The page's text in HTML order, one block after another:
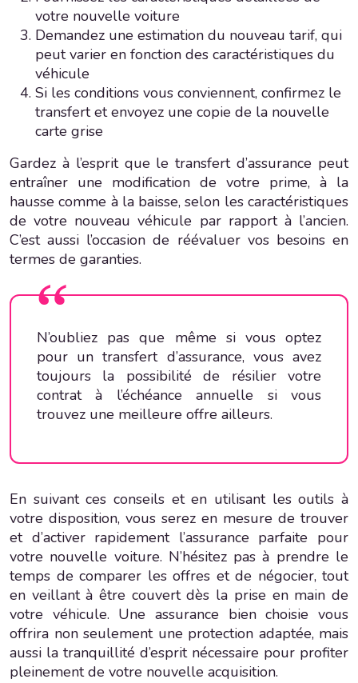
votre nouvelle voiture
Demandez une estimation du nouveau tarif, qui
peut varier en fonction des caractéristiques du
véhicule
Si les conditions vous conviennent, confirmez le
transfert et envoyez une copie de la nouvelle
carte grise
Gardez à l’esprit que le transfert d’assurance peut
entraîner une modification de votre prime, à la
hausse comme à la baisse, selon les caractéristiques
de votre nouveau véhicule par rapport à l’ancien.
C’est aussi l’occasion de réévaluer vos besoins en
termes de garanties.
N’oubliez pas que même si vous optez
pour un transfert d’assurance, vous avez
toujours la possibilité de résilier votre
contrat à l’échéance annuelle si vous
trouvez une meilleure offre ailleurs.
En suivant ces conseils et en utilisant les outils à
votre disposition, vous serez en mesure de trouver
et d’activer rapidement l’assurance parfaite pour
votre nouvelle voiture. N’hésitez pas à prendre le
temps de comparer les offres et de négocier, tout
en veillant à être couvert dès la prise en main de
votre véhicule. Une assurance bien choisie vous
offrira non seulement une protection adaptée, mais
aussi la tranquillité d’esprit nécessaire pour profiter
pleinement de votre nouvelle acquisition.